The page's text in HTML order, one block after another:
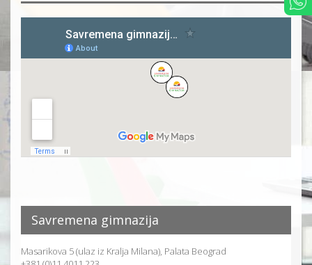
Savremena gimnazija
Masarikova 5 (ulaz iz Kralja Milana), Palata Beograd